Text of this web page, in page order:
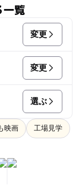
覧
変更
変更
選ぶ
映画 工場見学